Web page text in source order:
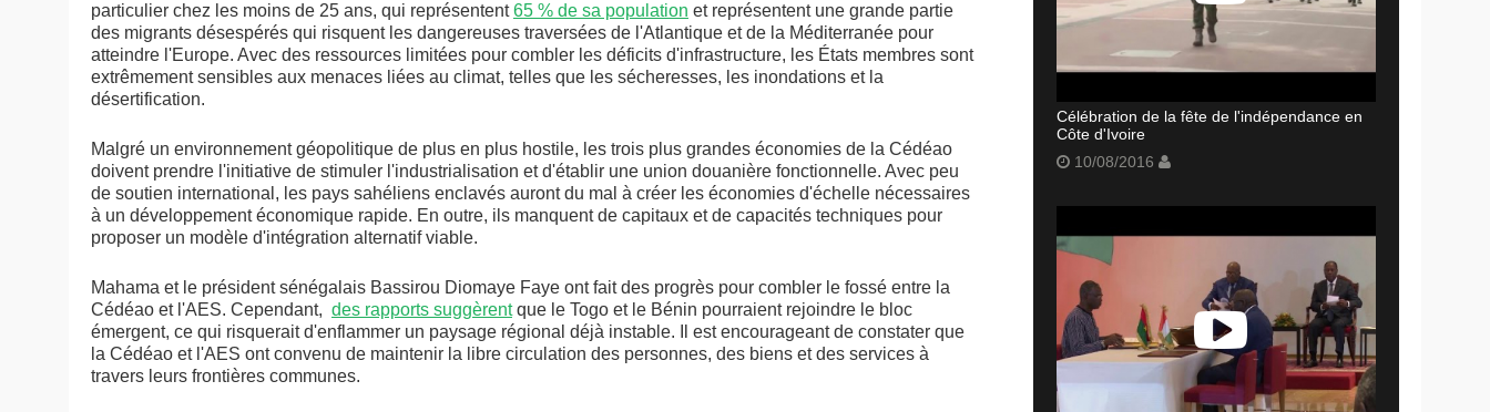
particulier chez les moins de 25 ans, qui représentent65 % de sa population et représentent une grande partie
des migrants désespérés qui risquent les dangereuses traversées de l'Atlantique et de la Méditerranée pour
atteindre l'Europe. Avec des ressources limitées pour combler les déficits d'infrastructure, les États membres sont
extrêmement sensibles aux menaces liées au climat, telles que les sécheresses, les inondations et la
désertification.
Malgré un environnement géopolitique de plus en plus hostile, les trois plus grandes économies de la Cédéao
doivent prendre l'initiative de stimuler l'industrialisation et d'établir une union douanière fonctionnelle. Avec peu
de soutien international, les pays sahéliens enclavés auront du mal à créer les économies d'échelle nécessaires
à un développement économique rapide. En outre, ils manquent de capitaux et de capacités techniques pour
proposer un modèle d'intégration alternatif viable.
Mahama et le président sénégalais Bassirou Diomaye Faye ont fait des progrès pour combler le fossé entre la
Cédéao et l'AES. Cependant, des rapports suggèrentque le Togo et le Bénin pourraient rejoindre le bloc
émergent, ce qui risquerait d'enflammer un paysage régional déjà instable. Il est encourageant de constater que
la Cédéao et l'AES ont convenu de maintenir la libre circulation des personnes, des biens et des services à
travers leurs frontières communes.
Célébration de la fête de l'indépendance en
Côte d'Ivoire
10/08/2016